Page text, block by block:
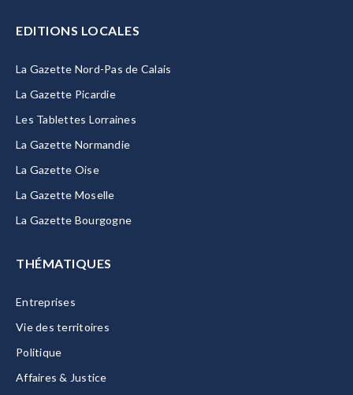
EDITIONS LOCALES
La Gazette Nord-Pas de Calais
La Gazette Picardie
Les Tablettes Lorraines
La Gazette Normandie
La Gazette Oise
La Gazette Moselle
La Gazette Bourgogne
THÉMATIQUES
Entreprises
Vie des territoires
Politique
Affaires & Justice